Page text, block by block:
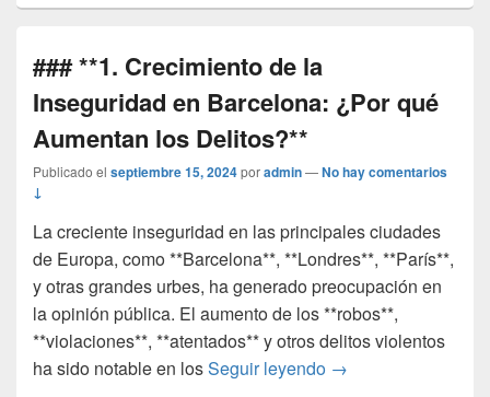
### **1. Crecimiento de la
Inseguridad en Barcelona: ¿Por qué
Aumentan los Delitos?**
Publicado el septiembre 15, 2024poradmin—No hay comentarios
↓
La creciente inseguridad en las principales ciudades
de Europa, como **Barcelona**, **Londres**, **París**,
y otras grandes urbes, ha generado preocupación en
la opinión pública. El aumento de los **robos**,
**violaciones**, **atentados** y otros delitos violentos
ha sido notable en losSeguir leyendo ### **1.
→